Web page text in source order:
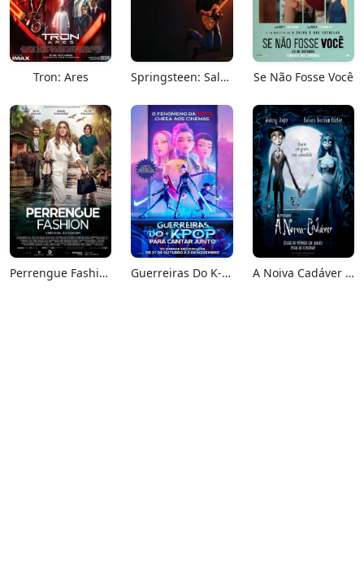
Tron: Ares Springsteen: Salve-me Do Desconhecido Se Não Fosse Você
Perrengue Fashion Guerreiras Do K-Pop: Para Cantar Junto A Noiva Cadáver (Relançamento)